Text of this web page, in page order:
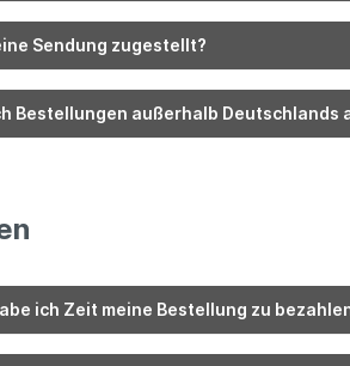
Sendung zugestellt?
Bestellungen außerhalb Deutschlands
ich Zeit meine Bestellung zu